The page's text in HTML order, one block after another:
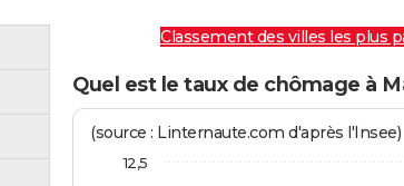
Classement des villes les plus
Quel est le taux de chômage à
(source : Linternaute.com d'après l'Insee)
12,5